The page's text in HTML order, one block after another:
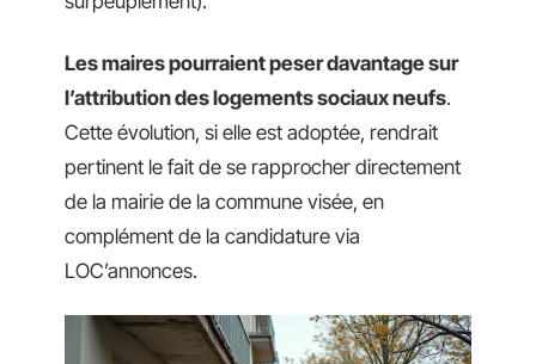
Les maires pourraient peser davantage sur
l’attribution des logements sociaux neufs.
Cette évolution, si elle est adoptée, rendrait
pertinent le fait de se rapprocher directement
de la mairie de la commune visée, en
complément de la candidature via
LOC’annonces.